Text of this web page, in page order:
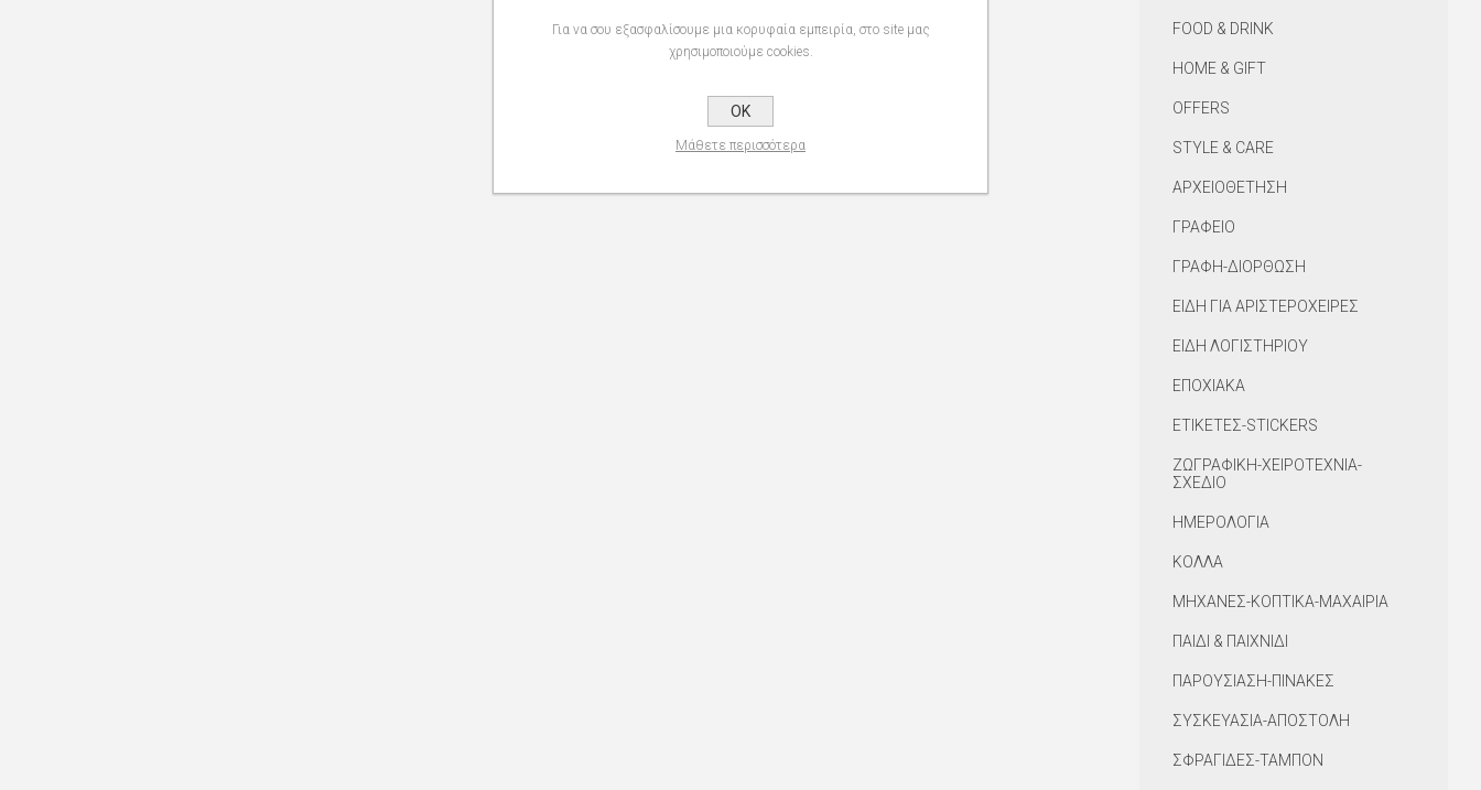
FOOD & DRINK
HOME & GIFT
OFFERS
STYLE & CARE
ΑΡΧΕΙΟΘΕΤΗΣΗ
ΓΡΑΦΕΙΟ
ΓΡΑΦΗ-ΔΙΟΡΘΩΣΗ
ΕΙΔΗ ΓΙΑ ΑΡΙΣΤΕΡΟΧΕΙΡΕΣ
ΕΙΔΗ ΛΟΓΙΣΤΗΡΙΟΥ
ΕΠΟΧΙΑΚΑ
ΕΤΙΚΕΤΕΣ-STICKERS
ΖΩΓΡΑΦΙΚΗ-ΧΕΙΡΟΤΕΧΝΙΑ-
ΣΧΕΔΙΟ
ΗΜΕΡΟΛΟΓΙΑ
ΚΟΛΛΑ
ΜΗΧΑΝΕΣ-ΚΟΠΤΙΚΑ-ΜΑΧΑΙΡΙΑ
ΠΑΙΔΙ & ΠΑΙΧΝΙΔΙ
ΠΑΡΟΥΣΙΑΣΗ-ΠΙΝΑΚΕΣ
ΣΥΣΚΕΥΑΣΙΑ-ΑΠΟΣΤΟΛΗ
ΣΦΡΑΓΙΔΕΣ-ΤΑΜΠΟΝ
Για να σου εξασφαλίσουμε μια κορυφαία εμπειρία, στο site μας
χρησιμοποιούμε cookies.
OK
Μάθετε περισσότερα